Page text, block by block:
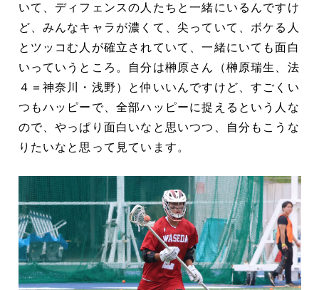
いて、ディフェンスの人たちと一緒にいるんですけ
ど、みんなキャラが濃くて、尖っていて、ボケる人
とツッコむ人が確立されていて、一緒にいても面白
いっていうところ。自分は榊原さん（榊原瑞生、法
４＝神奈川・浅野）と仲いいんですけど、すごくい
つもハッピーで、全部ハッピーに捉えるという人な
ので、やっぱり面白いなと思いつつ、自分もこうな
りたいなと思って見ています。